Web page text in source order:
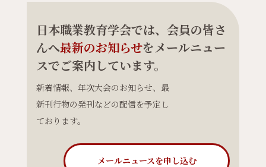
日本職業教育学会では、会員の皆さ
んへ最新のお知らせをメールニュー
スでご案内しています。
新着情報、年次大会のお知らせ、最
新刊行物の発刊などの配信を予定し
ております。
メールニュースを申し込む